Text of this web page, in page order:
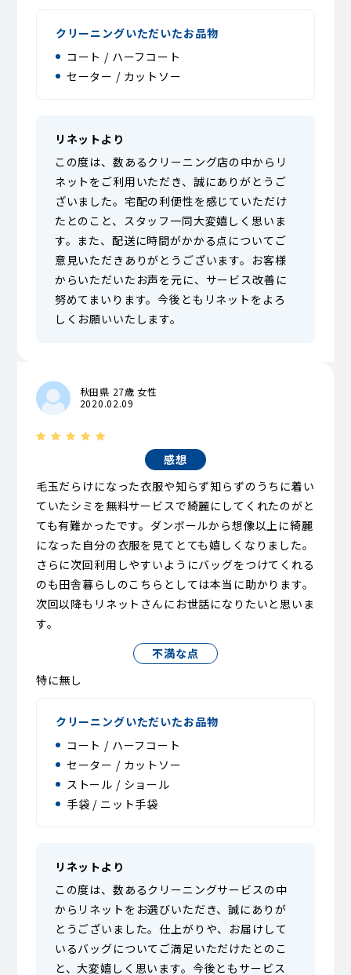
クリーニングいただいたお品物
コート / ハーフコート
セーター / カットソー
リネットより
この度は、数あるクリーニング店の中からリ
ネットをご利用いただき、誠にありがとうご
ざいました。宅配の利便性を感じていただけ
たとのこと、スタッフ一同大変嬉しく思いま
す。また、配送に時間がかかる点についてご
意見いただきありがとうございます。お客様
からいただいたお声を元に、サービス改善に
努めてまいります。今後ともリネットをよろ
しくお願いいたします。
秋田県 27歳 女性
2020.02.09
感想
毛玉だらけになった衣服や知らず知らずのうちに着い
ていたシミを無料サービスで綺麗にしてくれたのがと
ても有難かったです。ダンボールから想像以上に綺麗
になった自分の衣服を見てとても嬉しくなりました。
さらに次回利用しやすいようにバッグをつけてくれる
のも田舎暮らしのこちらとしては本当に助かります。
次回以降もリネットさんにお世話になりたいと思いま
す。
不満な点
特に無し
クリーニングいただいたお品物
コート / ハーフコート
セーター / カットソー
ストール / ショール
手袋 / ニット手袋
リネットより
この度は、数あるクリーニングサービスの中
からリネットをお選びいただき、誠にありが
とうございました。仕上がりや、お届けして
いるバッグについてご満足いただけたとのこ
と、大変嬉しく思います。今後ともサービス